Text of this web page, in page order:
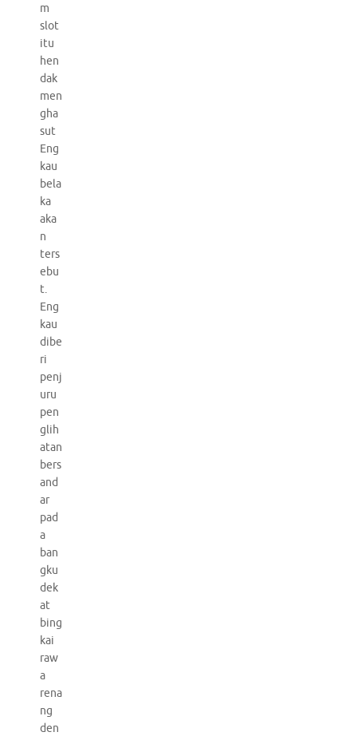
m
slot
itu
hen
dak
men
gha
sut
Eng
kau
bela
ka
aka
n
ters
ebu
t.
Eng
kau
dibe
ri
penj
uru
pen
glih
atan
bers
and
ar
pad
a
ban
gku
dek
at
bing
kai
raw
a
rena
ng
den